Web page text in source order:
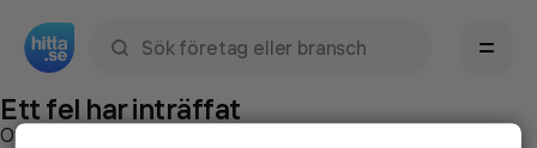
Ett fel har inträffat
Om du vill kan du